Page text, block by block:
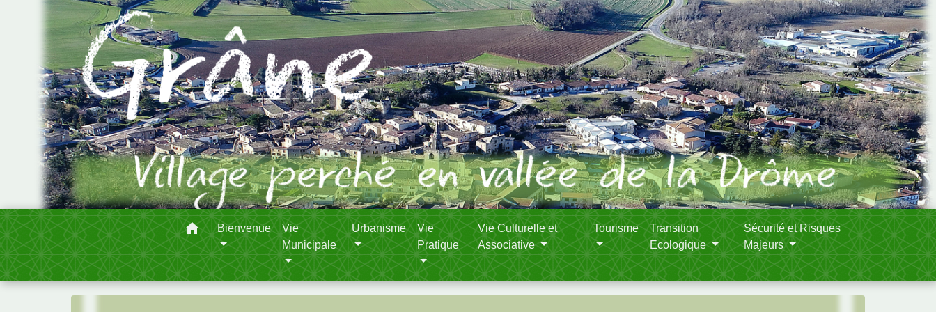
home Bienvenue
Vie
Municipale
Urbanisme
Vie
Pratique
Vie Culturelle et
Associative
Tourisme
Transition
Ecologique
Sécurité et Risques
Majeurs